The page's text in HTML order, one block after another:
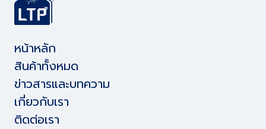
หน้าหลัก
สินค้าทั้งหมด
ข่าวสารและบทความ
เกี่ยวกับเรา
ติดต่อเรา